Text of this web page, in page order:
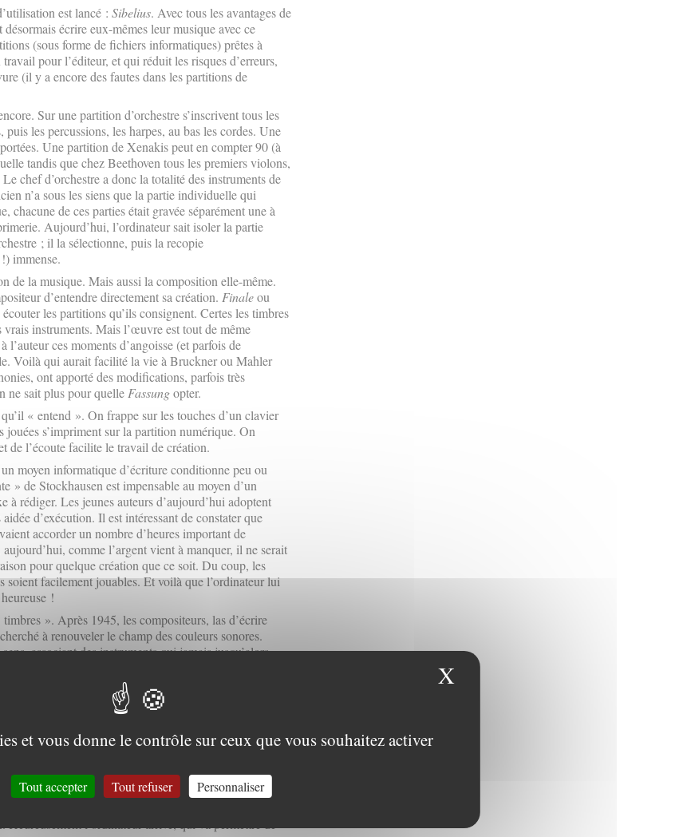
est lancé : Sibelius. Avec tous les avantages de
écrire eux-mêmes leur musique avec ce
(sous forme de fichiers informatiques) prêtes à
pour l’éditeur, et qui réduit les risques d’erreurs,
(il y a encore des fautes dans les partitions de
Sur une partition d’orchestre s’inscrivent tous les
les percussions, les harpes, au bas les cordes. Une
Une partition de Xenakis peut en compter 90 (à
tandis que chez Beethoven tous les premiers violons,
chef d’orchestre a donc la totalité des instruments de
n’a sous les siens que la partie individuelle qui
de ces parties était gravée séparément une à
Aujourd’hui, l’ordinateur sait isoler la partie
; il la sélectionne, puis la recopie
immense.
de la musique. Mais aussi la composition elle-même.
d’entendre directement sa création. Finaleou
les partitions qu’ils consignent. Certes les timbres
instruments. Mais l’œuvre est tout de même
ces moments d’angoisse (et parfois de
Voilà qui aurait facilité la vie à Bruckner ou Mahler
ont apporté des modifications, parfois très
ne sait plus pour quelleFassungopter.
« entend ». On frappe sur les touches d’un clavier
jouées s’impriment sur la partition numérique. On
de l’écoute facilite le travail de création.
moyen informatique d’écriture conditionne peu ou
de Stockhausen est impensable au moyen d’un
à rédiger. Les jeunes auteurs d’aujourd’hui adoptent
d’exécution. Il est intéressant de constater que
accorder un nombre d’heures important de
comme l’argent vient à manquer, il ne serait
pour quelque création que ce soit. Du coup, les
soient facilement jouables. Et voilà que l’ordinateur lui
!
». Après 1945, les compositeurs, las d’écrire
à renouveler le champ des couleurs sonores.
associant des instruments qui jamais jusqu’alors
mouvement de « La Mer » se termine sur un
qui jouent ensemble une nostalgique litanie. Voilà
qui est en quelque sorte une synthèse des deux.
compose des œuvres pour bande magnétique.
il concocte des « Symphonie pour un homme seul » à
crépitant. Assis au milieu d’une salle entourée de
» ces nouveaux effets musicaux. Le second
son piano, coinçant entre les cordes divers objets qui
l’ordinateur arrive, qui va permettre de
et vous donne le contrôle sur ceux que vous souhaitez activer
Tout accepter Tout refuser Personnaliser
X Masquer le bandeau